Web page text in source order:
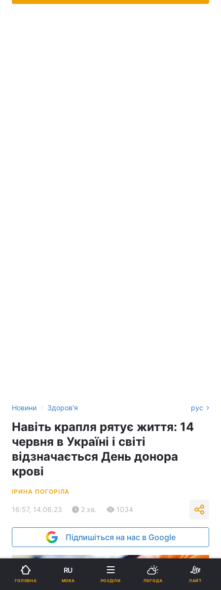
Новини › Здоров'я рус
Навіть крапля рятує життя: 14
червня в Україні і світі
відзначається День донора
крові
ІРИНА ПОГОРІЛА
16:57, 14.06.23 2 хв. 1034
Підпишіться на нас в Google
ГОЛОВНА
RU
МОВА РОЗДІЛИ ПОГОДА ЛАЙТ